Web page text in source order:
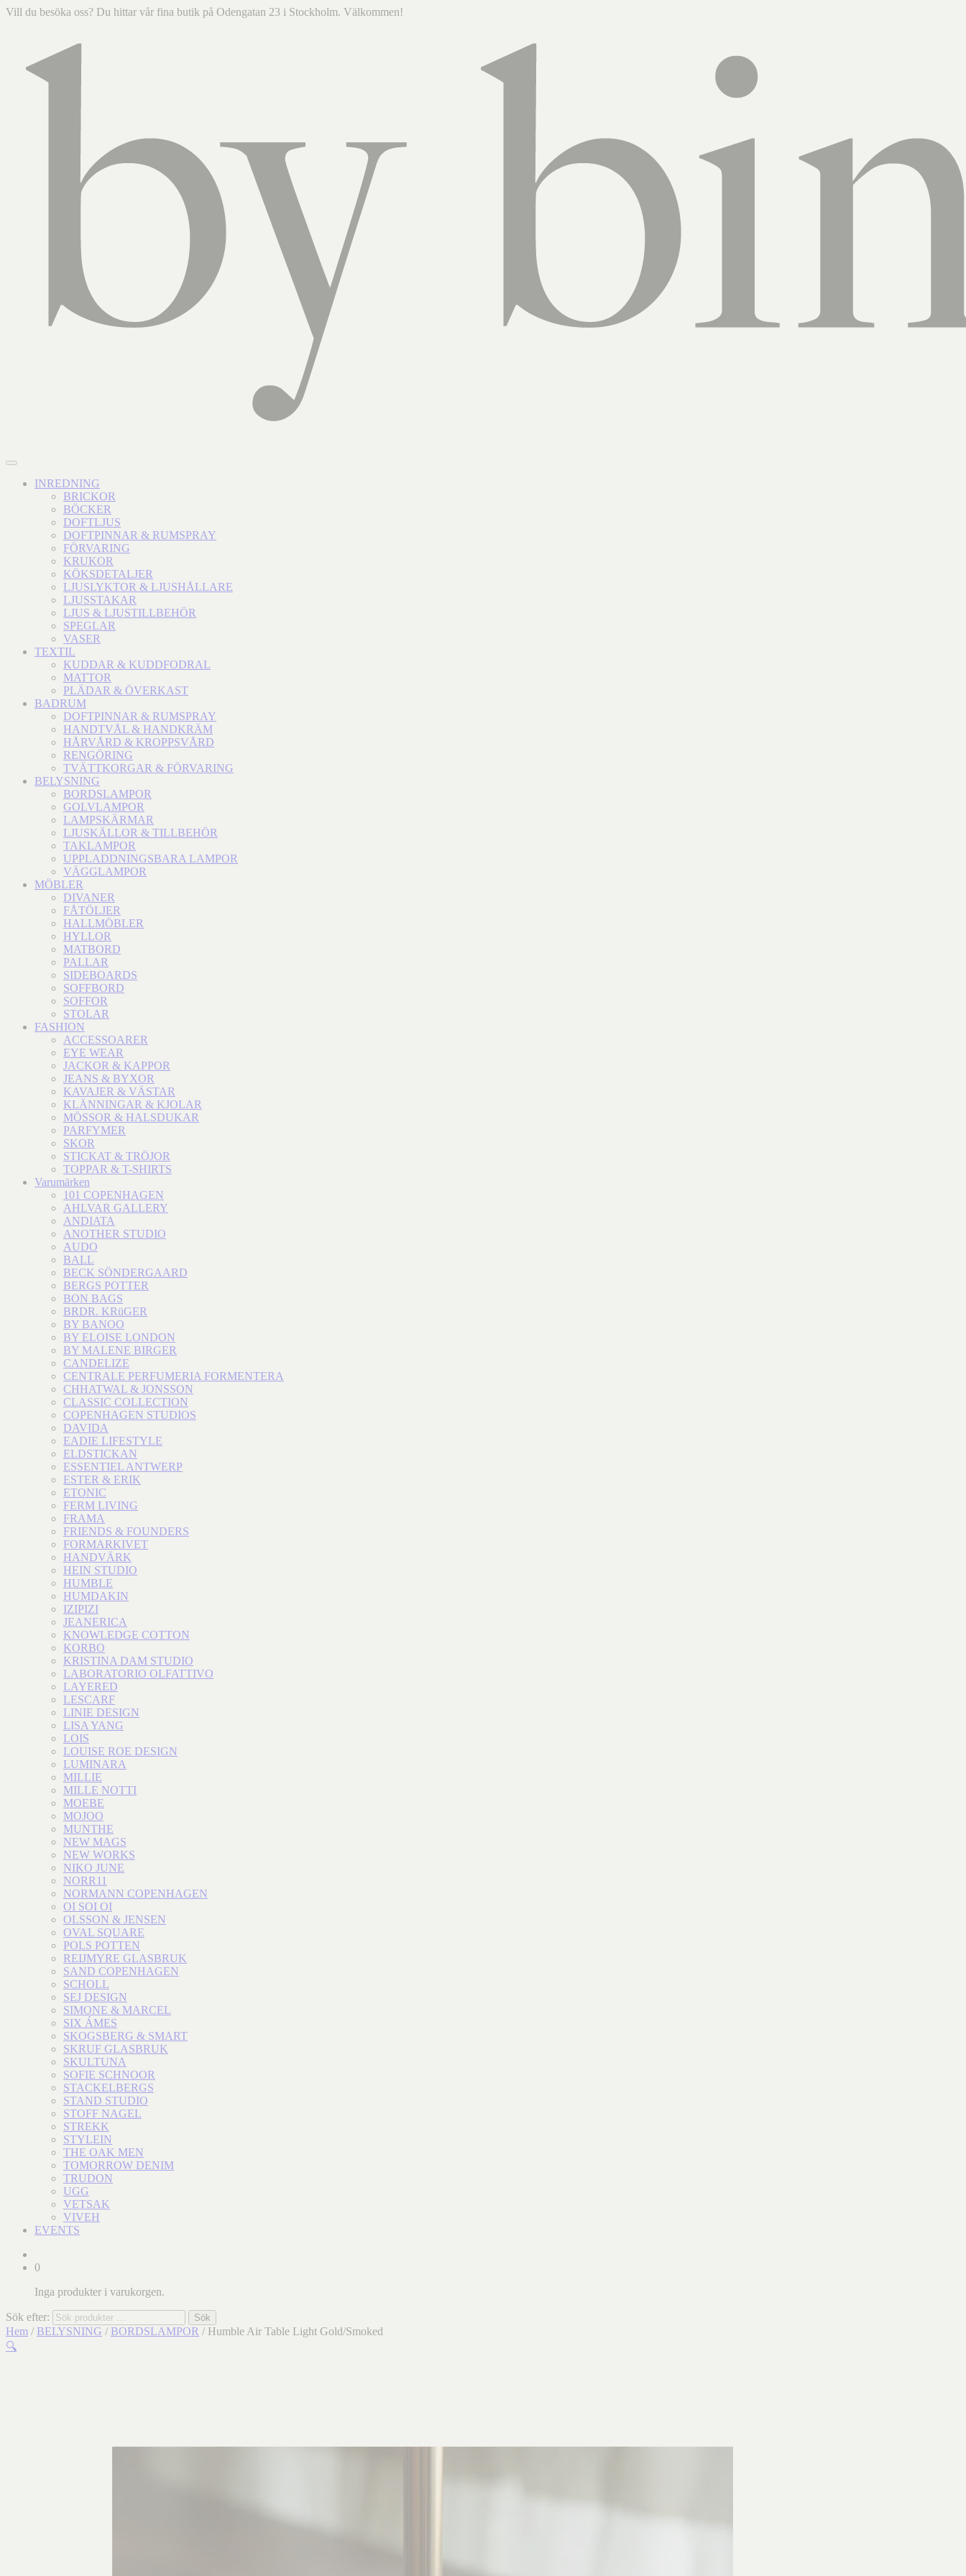
Vill du besöka oss? Du hittar vår fina butik på Odengatan 23 i Stockholm. Välkommen!
INREDNING
BRICKOR
BÖCKER
DOFTLJUS
DOFTPINNAR & RUMSPRAY
FÖRVARING
KRUKOR
KÖKSDETALJER
LJUSLYKTOR & LJUSHÅLLARE
LJUSSTAKAR
LJUS & LJUSTILLBEHÖR
SPEGLAR
VASER
TEXTIL
KUDDAR & KUDDFODRAL
MATTOR
PLÄDAR & ÖVERKAST
BADRUM
DOFTPINNAR & RUMSPRAY
HANDTVÅL & HANDKRÄM
HÅRVÅRD & KROPPSVÅRD
RENGÖRING
TVÄTTKORGAR & FÖRVARING
BELYSNING
BORDSLAMPOR
GOLVLAMPOR
LAMPSKÄRMAR
LJUSKÄLLOR & TILLBEHÖR
TAKLAMPOR
UPPLADDNINGSBARA LAMPOR
VÄGGLAMPOR
MÖBLER
DIVANER
FÅTÖLJER
HALLMÖBLER
HYLLOR
MATBORD
PALLAR
SIDEBOARDS
SOFFBORD
SOFFOR
STOLAR
FASHION
ACCESSOARER
EYE WEAR
JACKOR & KAPPOR
JEANS & BYXOR
KAVAJER & VÄSTAR
KLÄNNINGAR & KJOLAR
MÖSSOR & HALSDUKAR
PARFYMER
SKOR
STICKAT & TRÖJOR
TOPPAR & T-SHIRTS
Varumärken
101 COPENHAGEN
AHLVAR GALLERY
ANDIATA
ANOTHER STUDIO
AUDO
BALL
BECK SÖNDERGAARD
BERGS POTTER
BON BAGS
BRDR. KRüGER
BY BANOO
BY ELOISE LONDON
BY MALENE BIRGER
CANDELIZE
CENTRALE PERFUMERIA FORMENTERA
CHHATWAL & JONSSON
CLASSIC COLLECTION
COPENHAGEN STUDIOS
DAVIDA
EADIE LIFESTYLE
ELDSTICKAN
ESSENTIEL ANTWERP
ESTER & ERIK
ETONIC
FERM LIVING
FRAMA
FRIENDS & FOUNDERS
FORMARKIVET
HANDVÄRK
HEIN STUDIO
HUMBLE
HUMDAKIN
IZIPIZI
JEANERICA
KNOWLEDGE COTTON
KORBO
KRISTINA DAM STUDIO
LABORATORIO OLFATTIVO
LAYERED
LESCARF
LINIE DESIGN
LISA YANG
LOIS
LOUISE ROE DESIGN
LUMINARA
MILLIE
MILLE NOTTI
MOEBE
MOJOO
MUNTHE
NEW MAGS
NEW WORKS
NIKO JUNE
NORR11
NORMANN COPENHAGEN
OI SOI OI
OLSSON & JENSEN
OVAL SQUARE
POLS POTTEN
REIJMYRE GLASBRUK
SAND COPENHAGEN
SCHOLL
SEJ DESIGN
SIMONE & MARCEL
SIX ÁMES
SKOGSBERG & SMART
SKRUF GLASBRUK
SKULTUNA
SOFIE SCHNOOR
STACKELBERGS
STAND STUDIO
STOFF NAGEL
STREKK
STYLEIN
THE OAK MEN
TOMORROW DENIM
TRUDON
UGG
VETSAK
VIVEH
EVENTS
0
Inga produkter i varukorgen.
Sök efter: Sök
Hem / BELYSNING / BORDSLAMPOR / Humble Air Table Light Gold/Smoked
🔍